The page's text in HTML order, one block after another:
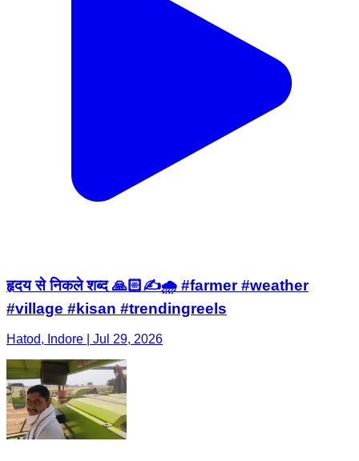
हृदय से निकले शब्द 🙏🏻✍️🌧️ #farmer #weather
#village #kisan #trendingreels
Hatod, Indore | Jul 29, 2026